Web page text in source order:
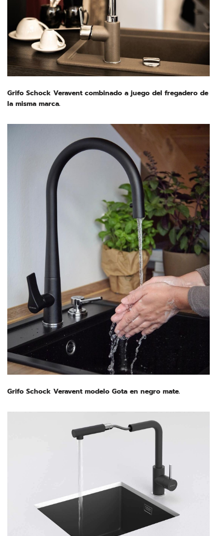
Grifo Schock Veravent combinado a juego del fregadero de
la misma marca.
Grifo Schock Veravent modelo Gota en negro mate.